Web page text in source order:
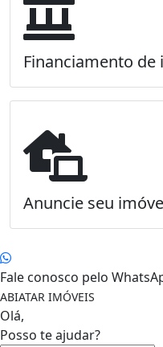
Financiamento de
Anuncie seu
Fale conosco pelo
ABIATAR IMÓVEIS
Olá,
Posso te ajudar?